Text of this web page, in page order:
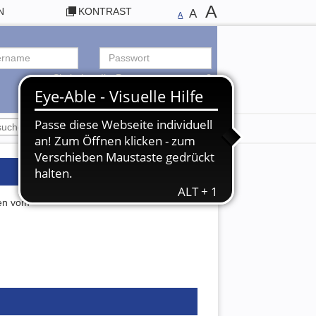
KONTRAST A A A
Sie haben Ihr Passwort vergessen?
ANMELDEN
vom